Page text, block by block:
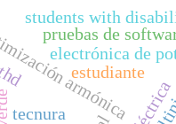
tecnuraarmónica
electrónica de
pruebas de
students with
estudiante